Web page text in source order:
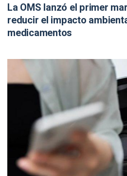
La OMS lanzó el primer
reducir el impacto
medicamentos